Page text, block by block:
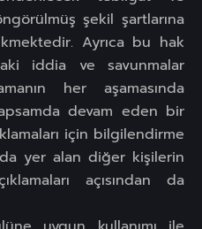
şekil şartlarına
Ayrıca bu hak
iddia ve savunmalar
her aşamasında
devam eden bir
için bilgilendirme
yer alan diğer kişilerin
açısından da